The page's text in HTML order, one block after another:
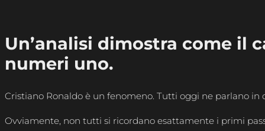
Un’analisi dimostra come il
numeri uno.
Cristiano Ronaldo è un fenomeno. Tutti oggi ne parlano
Ovviamente, non tutti si ricordano esattamente i primi